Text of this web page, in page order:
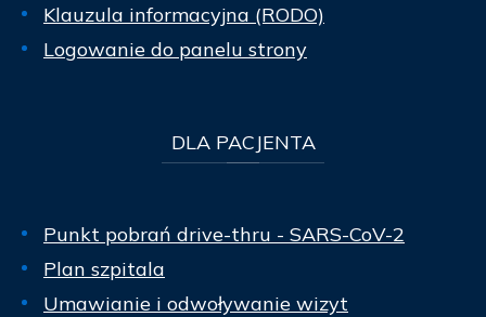
Klauzula informacyjna (RODO)
Logowanie do panelu strony
DLAPACJENTA
Punkt pobrań drive-thru - SARS-CoV-2
Plan szpitala
Umawianie i odwoływanie wizyt